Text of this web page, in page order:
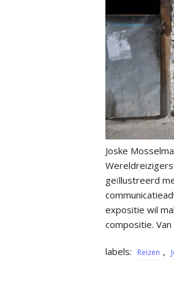
Joske
geïllustreerd
expositie wil
compositie.
labels: Reizen ,